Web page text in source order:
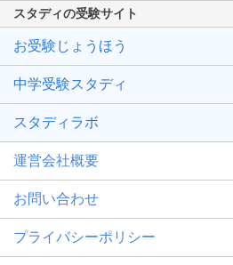
スタディの受験サイト
お受験じょうほう
中学受験スタディ
スタディラボ
運営会社概要
お問い合わせ
プライバシーポリシー